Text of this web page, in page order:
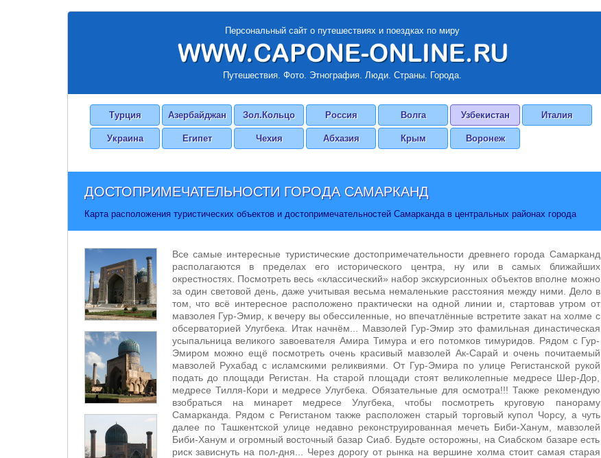
Персональный сайт о путешествиях и поездках по миру
Путешествия. Фото. Этнография. Люди. Страны. Города.
Турция Азербайджан Зол.Кольцо Россия Волга Узбекистан Италия
Украина Египет Чехия Абхазия Крым Воронеж
ДОСТОПРИМЕЧАТЕЛЬНОСТИ ГОРОДА САМАРКАНД
Карта расположения туристических объектов и достопримечательностей Самарканда в центральных районах города
Все самые интересные туристические достопримечательности древнего города Самарканд
располагаются в пределах его исторического центра, ну или в самых ближайших
окрестностях. Посмотреть весь «классический» набор экскурсионных объектов вполне можно
за один световой день, даже учитывая весьма немаленькие расстояния между ними. Дело в
том, что всё интересное расположено практически на одной линии и, стартовав утром от
мавзолея Гур-Эмир, к вечеру вы обессиленные, но впечатлённые встретите закат на холме с
обсерваторией Улугбека. Итак начнём... Мавзолей Гур-Эмир это фамильная династическая
усыпальница великого завоевателя Амира Тимура и его потомков тимуридов. Рядом с Гур-
Эмиром можно ещё посмотреть очень красивый мавзолей Ак-Сарай и очень почитаемый
мавзолей Рухабад с исламскими реликвиями. От Гур-Эмира по улице Регистанской рукой
подать до площади Регистан. На старой площади стоят великолепные медресе Шер-Дор,
медресе Тилля-Кори и медресе Улугбека. Обязательные для осмотра!!! Также рекомендую
взобраться на минарет медресе Улугбека, чтобы посмотреть круговую панораму
Самарканда. Рядом с Регистаном также расположен старый торговый купол Чорсу, а чуть
далее по Ташкентской улице недавно реконструированная мечеть Биби-Ханум, мавзолей
Биби-Ханум и огромный восточный базар Сиаб. Будьте осторожны, на Сиабском базаре есть
риск зависнуть на пол-дня... Через дорогу от рынка на вершине холма стоит самая старая